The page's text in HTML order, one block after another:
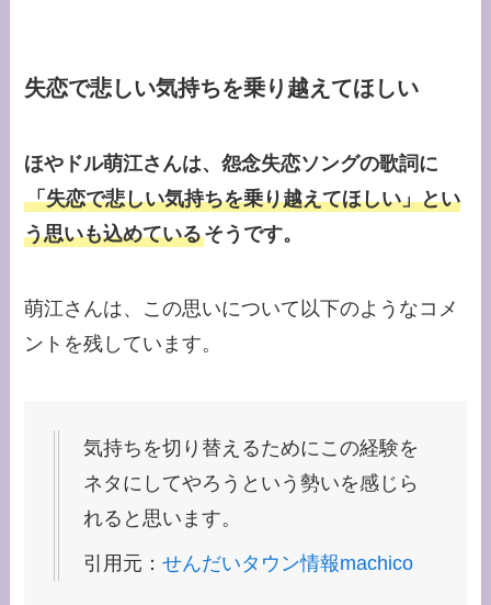
失恋で悲しい気持ちを乗り越えてほしい
ほやドル萌江さんは、怨念失恋ソングの歌詞に
「失恋で悲しい気持ちを乗り越えてほしい」とい
う思いも込めているそうです。
萌江さんは、この思いについて以下のようなコメ
ントを残しています。
気持ちを切り替えるためにこの経験を
ネタにしてやろうという勢いを感じら
れると思います。
引用元：せんだいタウン情報machico